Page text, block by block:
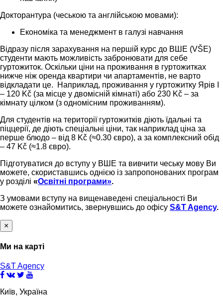
Докторантура (чеською та англійською мовами):
Економіка та менеджмент в галузі навчання
Відразу після зарахування на першій курс до ВШЕ (VŠE)
студенти мають можливість забронювати для себе
гуртожиток. Оскільки ціни на проживання в гуртожитках
нижче ніж оренда квартири чи апартаментів, не варто
відкладати це. Наприклад, проживання у гуртожитку Ярів I
– 120 Kč (за місце у двомісній кімнаті) або 230 Kč – за
кімнату цілком (з одномісним проживанням).
Для студентів на території гуртожитків діють їдальні та
піццерії, де діють спеціальні ціни, так наприклад ціна за
перше блюдо – від 8 Kč (≈0.30 євро), а за комплексний обід
– 47 Kč (≈1.8 євро).
Підготуватися до вступу у ВШЕ та вивчити чеську мову Ви
можете, скориставшись однією із запропонованих програм
у розділі «Освітні програми».
З умовами вступу на вищенаведені спеціальності Ви
можете ознайомитись, звернувшись до офісу S&T Agency.
×
Ми на карті
This page can't load Google Maps correctly.
S&T Agency
Київ, Україна